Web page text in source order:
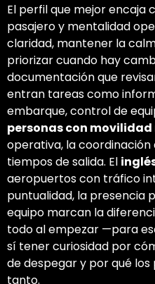
El perfil que mejor encaja
pasajero y mentalidad
claridad, mantener la
priorizar cuando hay
documentación que
entran tareas como
embarque, control de
personas con
operativa, la
tiempos de salida. El
aeropuertos con tráfico
puntualidad, la presencia
equipo marcan la
todo al empezar —para
sí tener curiosidad por
de despegar y por qué
tanto.